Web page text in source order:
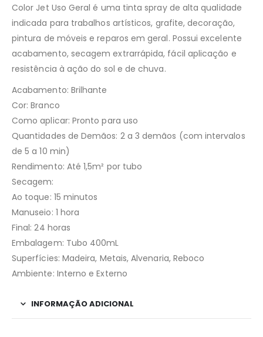
Color Jet Uso Geral é uma tinta spray de alta qualidade
indicada para trabalhos artísticos, grafite, decoração,
pintura de móveis e reparos em geral. Possui excelente
acabamento, secagem extrarrápida, fácil aplicação e
resistência à ação do sol e de chuva.
Acabamento: Brilhante
Cor: Branco
Como aplicar: Pronto para uso
Quantidades de Demãos: 2 a 3 demãos (com intervalos
de 5 a 10 min)
Rendimento: Até 1,5m² por tubo
Secagem:
Ao toque: 15 minutos
Manuseio: 1 hora
Final: 24 horas
Embalagem: Tubo 400mL
Superfícies: Madeira, Metais, Alvenaria, Reboco
Ambiente: Interno e Externo
INFORMAÇÃO ADICIONAL